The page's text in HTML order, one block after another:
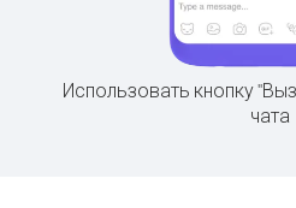
Использовать кнопку
чата